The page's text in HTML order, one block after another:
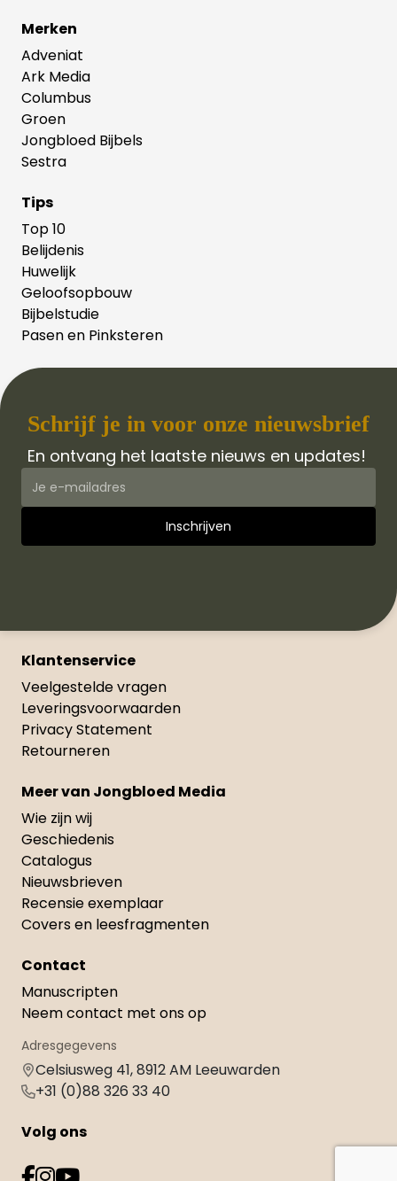
Merken
Adveniat
Ark Media
Columbus
Groen
Jongbloed Bijbels
Sestra
Tips
Top 10
Belijdenis
Huwelijk
Geloofsopbouw
Bijbelstudie
Pasen en Pinksteren
Schrijf je in voor onze nieuwsbrief
En ontvang het laatste nieuws en updates!
Klantenservice
Veelgestelde vragen
Leveringsvoorwaarden
Privacy Statement
Retourneren
Meer van Jongbloed Media
Wie zijn wij
Geschiedenis
Catalogus
Nieuwsbrieven
Recensie exemplaar
Covers en leesfragmenten
Contact
Manuscripten
Neem contact met ons op
Adresgegevens
Celsiusweg 41, 8912 AM Leeuwarden
+31 (0)88 326 33 40
Volg ons